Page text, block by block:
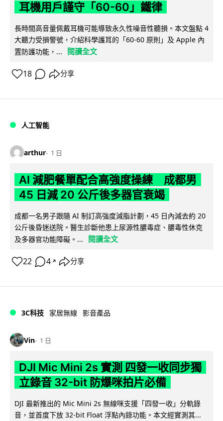
耳機用戶謹守「60-60」鐵律
長時間高音量佩戴耳機可能導致永久性噪音性聽損。本文盤點 4
大聽力受損警號，介紹科學護耳的「60-60 原則」及 Apple 內
置防護功能，...
閱讀全文
18 分享
人工智能
arthur 1 日
AI 減肥餐單配合高強度操練 成都男
45 日減 20 公斤後多器官衰竭
成都一名男子跟隨 AI 制訂高強度減脂計劃，45 日內減去約 20
公斤後昏迷送院。醫生診斷他患上尿源性膿毒症、膿毒性休克
及多器官功能障礙。...
閱讀全文
22 4 ↗ 分享
3C科技 家居無線 影音產品
Vin 1 日
DJI Mic Mini 2s 實測 四發一收同步獨
立錄音 32-bit 防爆咪拍片必備
DJI 最新推出的 Mic Mini 2s 無線咪支援「四發一收」分軌錄
音，並首度下放 32-bit Float 浮點內錄功能。本文經實測其...